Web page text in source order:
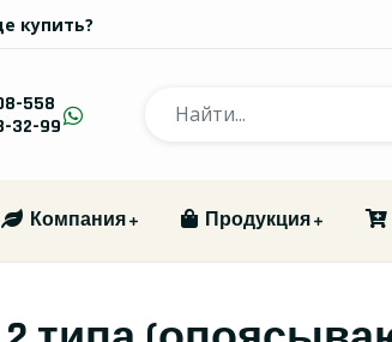
купить?
558
32-99
Компания Продукция